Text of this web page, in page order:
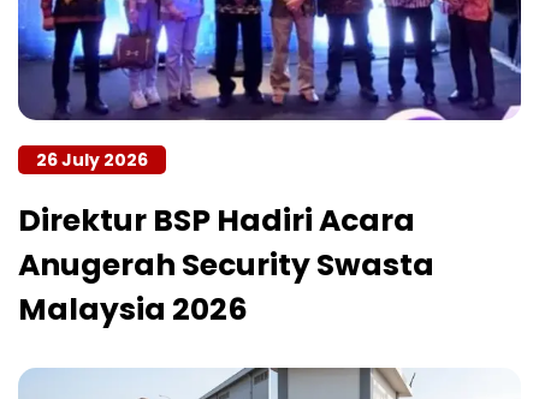
26 July 2026
Direktur BSP Hadiri Acara
Anugerah Security Swasta
Malaysia 2026